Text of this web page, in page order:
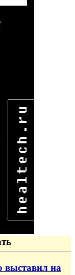
выставил на